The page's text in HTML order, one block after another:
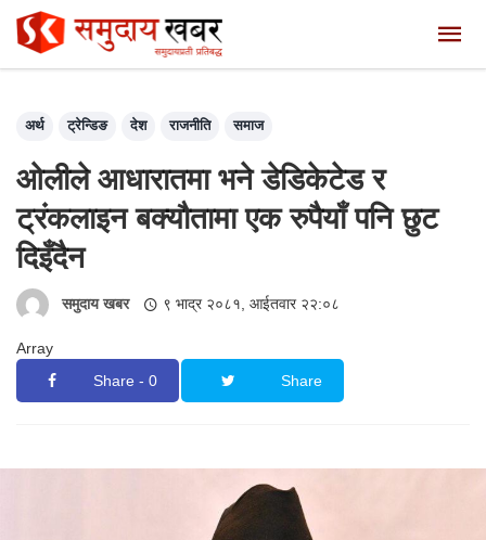
अर्थ ट्रेन्डिङ देश राजनीति समाज
ओलीले आधारातमा भने डेडिकेटेड र
ट्रंकलाइन बक्यौतामा एक रुपैयाँ पनि छुट
दिइँदैन
समुदाय खबर ९ भाद्र २०८१, आईतवार २२:०८
Array
Share - 0
Share